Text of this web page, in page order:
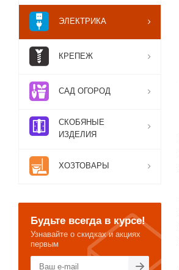
ЭЛЕКТРИКА
КРЕПЕЖ
САД ОГОРОД
СКОБЯНЫЕ
ИЗДЕЛИЯ
ХОЗТОВАРЫ
Будьте всегда в курсе!
Узнавайте о скидках и акциях
первым